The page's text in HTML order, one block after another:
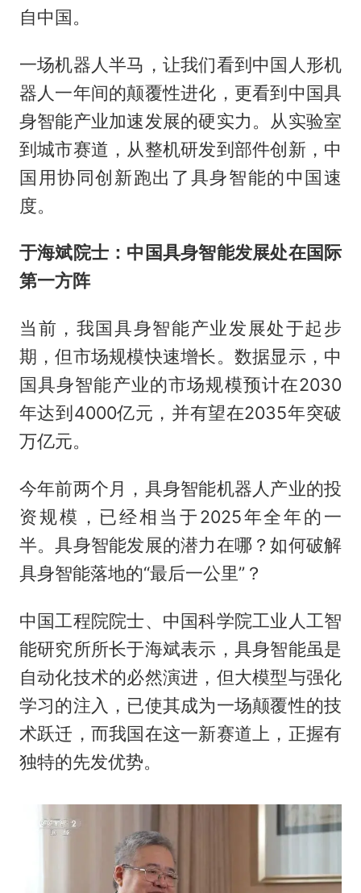
自中国。
一场机器人半马，让我们看到中国人形机
器人一年间的颠覆性进化，更看到中国具
身智能产业加速发展的硬实力。从实验室
到城市赛道，从整机研发到部件创新，中
国用协同创新跑出了具身智能的中国速
度。
于海斌院士：中国具身智能发展处在国际
第一方阵
当前，我国具身智能产业发展处于起步
期，但市场规模快速增长。数据显示，中
国具身智能产业的市场规模预计在2030
年达到4000亿元，并有望在2035年突破
万亿元。
今年前两个月，具身智能机器人产业的投
资规模，已经相当于2025年全年的一
半。具身智能发展的潜力在哪？如何破解
具身智能落地的“最后一公里”？
中国工程院院士、中国科学院工业人工智
能研究所所长于海斌表示，具身智能虽是
自动化技术的必然演进，但大模型与强化
学习的注入，已使其成为一场颠覆性的技
术跃迁，而我国在这一新赛道上，正握有
独特的先发优势。